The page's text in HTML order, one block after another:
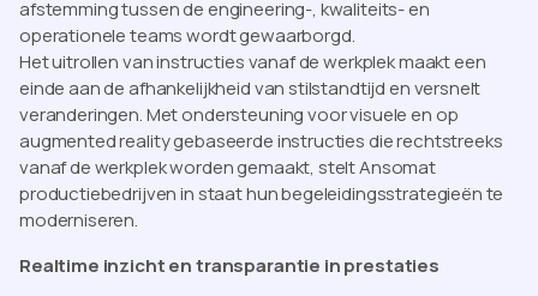
afstemming tussen de engineering-, kwaliteits- en
operationele teams wordt gewaarborgd.
Het uitrollen van instructies vanaf de werkplek maakt een
einde aan de afhankelijkheid van stilstandtijd en versnelt
veranderingen. Met ondersteuning voor visuele en op
augmented reality gebaseerde instructies die rechtstreeks
vanaf de werkplek worden gemaakt, stelt Ansomat
productiebedrijven in staat hun begeleidingsstrategieën te
moderniseren.
Realtime inzicht en transparantie in prestaties